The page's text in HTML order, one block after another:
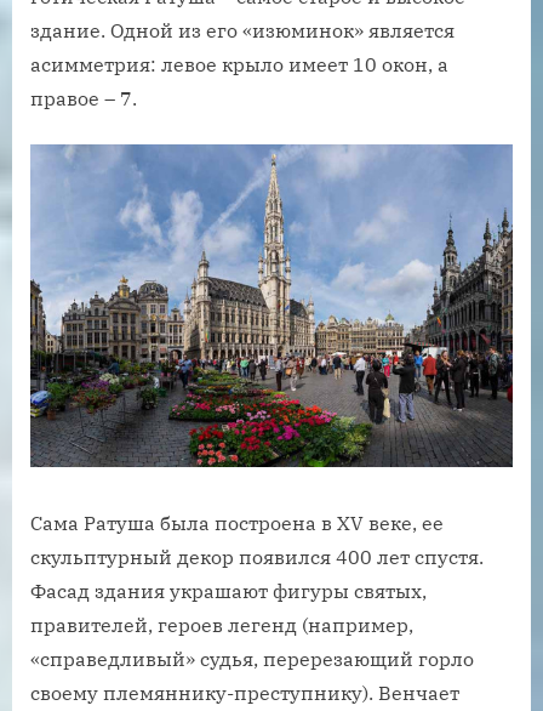
здание. Одной из его «изюминок» является
асимметрия: левое крыло имеет 10 окон, а
правое – 7.
Сама Ратуша была построена в XV веке, ее
скульптурный декор появился 400 лет спустя.
Фасад здания украшают фигуры святых,
правителей, героев легенд (например,
«справедливый» судья, перерезающий горло
своему племяннику-преступнику). Венчает